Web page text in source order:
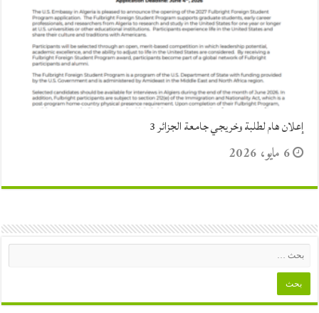
إعلان هام لطلبة وخريجي جامعة الجزائر 3
6 مايو، 2026